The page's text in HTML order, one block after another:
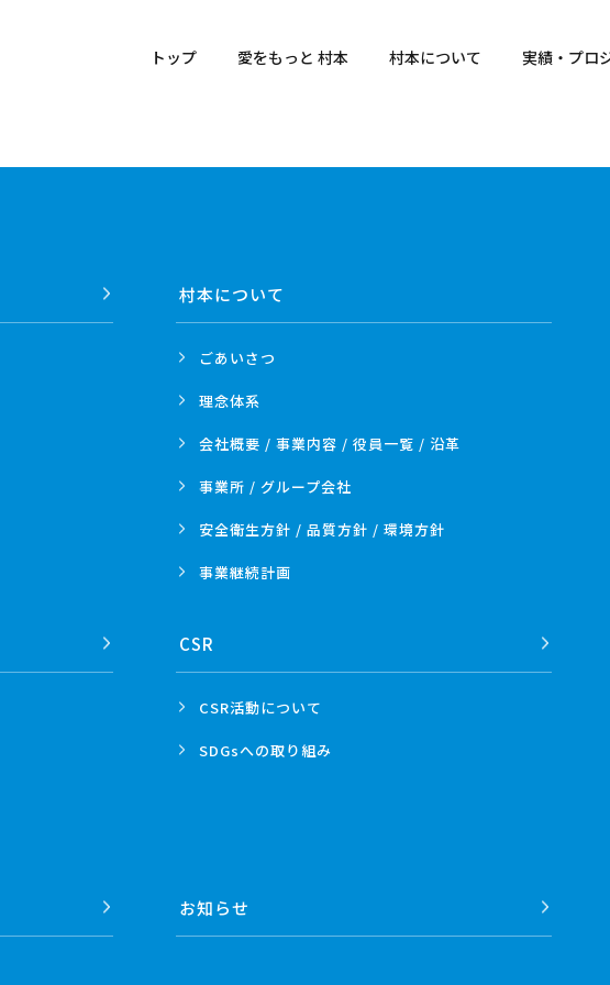
トップ 愛をもっと 村本 村本について 実績・プロ
村本について
ごあいさつ
理念体系
会社概要 / 事業内容 / 役員一覧 / 沿革
事業所 / グループ会社
安全衛生方針 / 品質方針 / 環境方針
事業継続計画
CSR
CSR活動について
SDGsへの取り組み
お知らせ